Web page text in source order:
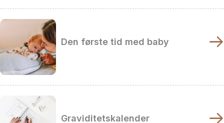
Den første tid med baby
Graviditetskalender